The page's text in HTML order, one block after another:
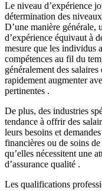
Le niveau d’expérience
détermination des
D’une manière générale,
d’expérience équivaut à
mesure que les individus
compétences au fil du
généralement des
rapidement augmenter
pertinentes .
De plus, des industries
tendance à offrir des
leurs besoins et
financières ou de soins
qu’elles nécessitent une
d’assurance qualité .
Les qualifications